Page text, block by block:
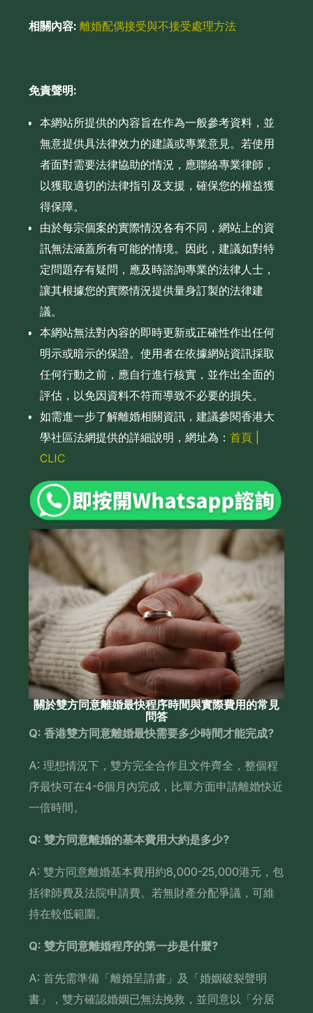
相關內容: 離婚配偶接受與不接受處理方法
免責聲明:
本網站所提供的內容旨在作為一般參考資料，並
無意提供具法律效力的建議或專業意見。若使用
者面對需要法律協助的情況，應聯絡專業律師，
以獲取適切的法律指引及支援，確保您的權益獲
得保障。
由於每宗個案的實際情況各有不同，網站上的資
訊無法涵蓋所有可能的情境。因此，建議如對特
定問題存有疑問，應及時諮詢專業的法律人士，
讓其根據您的實際情況提供量身訂製的法律建
議。
本網站無法對內容的即時更新或正確性作出任何
明示或暗示的保證。使用者在依據網站資訊採取
任何行動之前，應自行進行核實，並作出全面的
評估，以免因資料不符而導致不必要的損失。
如需進一步了解離婚相關資訊，建議參閱香港大
學社區法網提供的詳細說明，網址為： 首頁 |
CLIC
關於雙方同意離婚最快程序時間與實際費用的常見
問答
Q: 香港雙方同意離婚最快需要多少時間才能完成?
A: 理想情況下，雙方完全合作且文件齊全，整個程
序最快可在4-6個月內完成，比單方面申請離婚快近
一倍時間。
Q: 雙方同意離婚的基本費用大約是多少?
A: 雙方同意離婚基本費用約8,000-25,000港元，包
括律師費及法院申請費。若無財產分配爭議，可維
持在較低範圍。
Q: 雙方同意離婚程序的第一步是什麼?
A: 首先需準備「離婚呈請書」及「婚姻破裂聲明
書」，雙方確認婚姻已無法挽救，並同意以「分居